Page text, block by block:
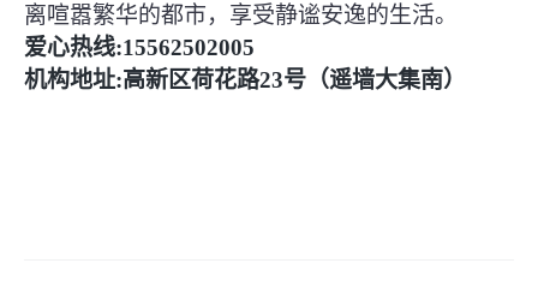
离喧嚣繁华的都市，享受静谧安逸的生活。
爱心热线:15562502005
机构地址:高新区荷花路23号（遥墙大集南）